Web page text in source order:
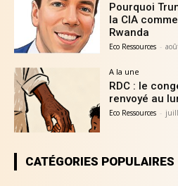
Pourquoi
la CIA
Rwanda
Eco Ressources -
A la une
RDC : le
renvoyé au
Eco Ressources -
CATÉGORIES POPULAIRES